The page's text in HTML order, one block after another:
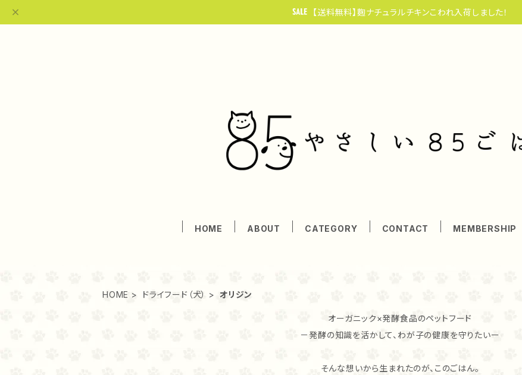
【送料無料】麴ナチュラルチキンこわれ入荷しました！
HOME ABOUT CATEGORY CONTACT MEMBERSHIP
HOME ドライフード（犬） オリジン
オーガニック×発酵食品のペットフード
－発酵の知識を活かして、わが子の健康を守りたいー
そんな想いから生まれたのが、このごはん。